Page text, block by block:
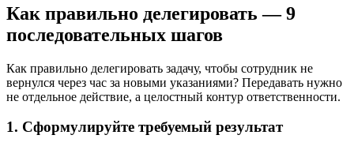
Как правильно делегировать — 9
последовательных шагов
Как правильно делегировать задачу, чтобы сотрудник не
вернулся через час за новыми указаниями? Передавать нужно
не отдельное действие, а целостный контур ответственности.
1. Сформулируйте требуемый результат